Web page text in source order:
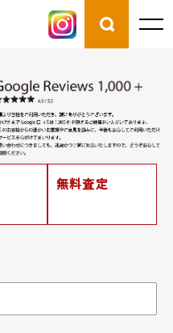
無料査定